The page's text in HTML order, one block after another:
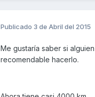
Publicado 3 de Abril del 2015
Me gustaría saber si
recomendable hacerlo.